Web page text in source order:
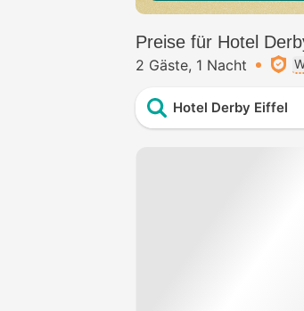
Preise für Hotel
2 Gäste 1 Nacht
Hotel Derby Eiffel